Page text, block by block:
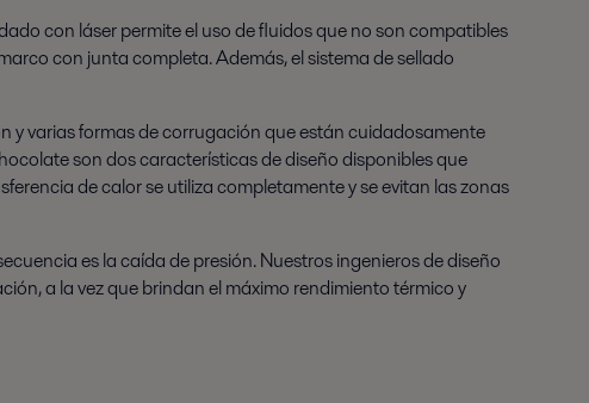
con láser permite el uso de fluidos que no son compatibles
con junta completa. Además, el sistema de sellado
y varias formas de corrugación que están cuidadosamente
son dos características de diseño disponibles que
de calor se utiliza completamente y se evitan las zonas
es la caída de presión. Nuestros ingenieros de diseño
a la vez que brindan el máximo rendimiento térmico y